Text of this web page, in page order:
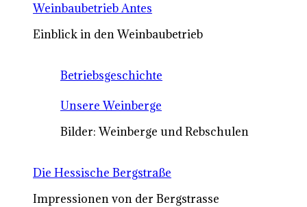
Weinbaubetrieb Antes
Einblick in den Weinbaubetrieb
Betriebsgeschichte
Unsere Weinberge
Bilder: Weinberge und Rebschulen
Die Hessische Bergstraße
Impressionen von der Bergstrasse